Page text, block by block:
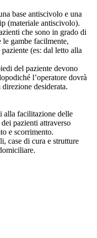
base antiscivolo e una
(materiale antiscivolo).
che sono in grado di
gambe facilmente,
(es: dal letto alla
del paziente devono
l’operatore dovrà
desiderata.
alla facilitazione delle
pazienti attraverso
e scorrimento.
case di cura e strutture